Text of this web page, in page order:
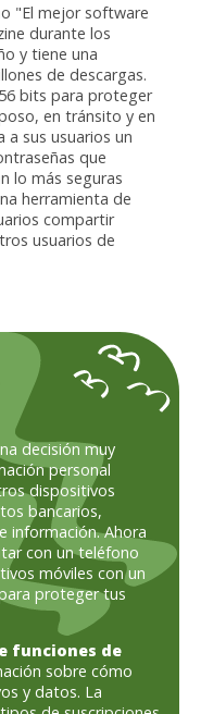
"El mejor software
durante los
y tiene una
de descargas.
bits para proteger
en tránsito y en
sus usuarios un
que
lo más seguras
herramienta de
compartir
usuarios de
decisión muy
personal
dispositivos
bancarios,
información. Ahora
con un teléfono
móviles con un
proteger tus
funciones de
sobre cómo
y datos. La